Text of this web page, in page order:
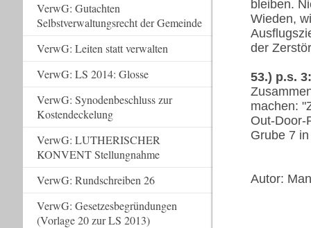
bleiben.
Wieden,
der
53.) p.s.
machen:
Out-Door-
Grube 7
Autor:
VerwG: Gutachten
Selbstverwaltungsrecht der Gemeinde
VerwG: Leiten statt verwalten
VerwG: LS 2014: Glosse
VerwG: Synodenbeschluss zur
Kostendeckelung
VerwG: LUTHERISCHER
KONVENT Stellungnahme
VerwG: Rundschreiben 26
VerwG: Gesetzesbegründungen
(Vorlage 20 zur LS 2013)